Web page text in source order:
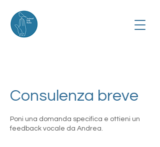
Consulenza breve
Poni una domanda specifica e ottieni un
feedback vocale da Andrea.